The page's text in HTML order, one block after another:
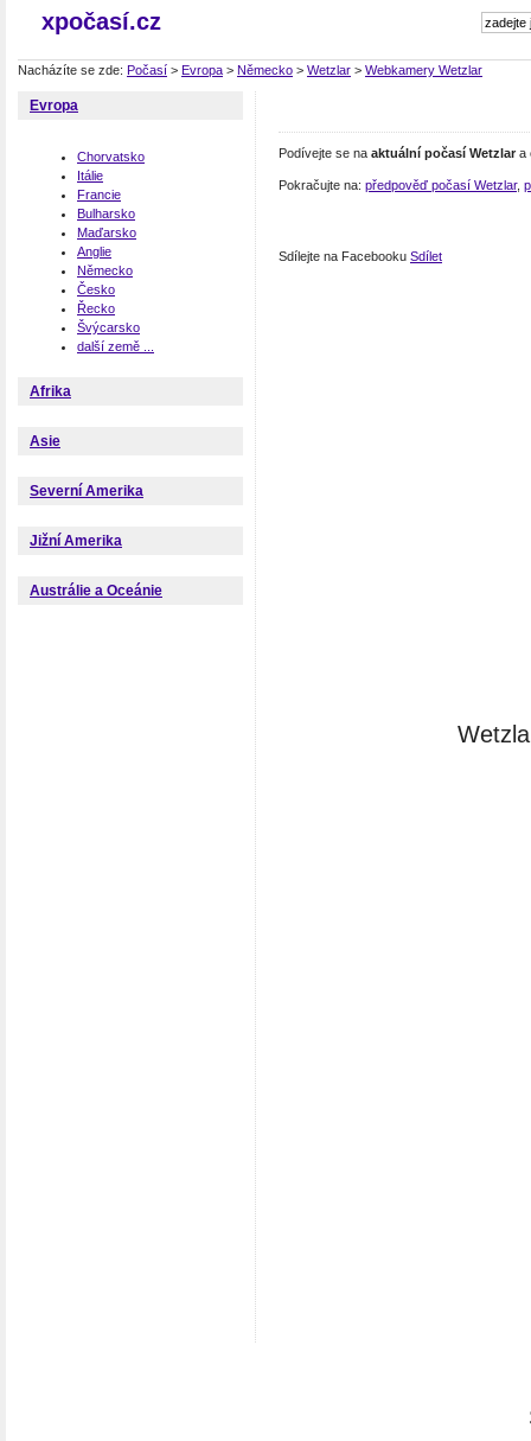
xpočasí.cz
Nacházíte se zde: Počasí > Evropa > Německo > Wetzlar > Webkamery Wetzlar
Evropa
Chorvatsko
Itálie
Francie
Bulharsko
Maďarsko
Anglie
Německo
Česko
Řecko
Švýcarsko
další země ...
Afrika
Asie
Severní Amerika
Jižní Amerika
Austrálie a Oceánie
Podívejte se na aktuální počasí Wetzlar a
Pokračujte na: předpověď počasí Wetzlar,
Sdílejte na Facebooku Sdílet